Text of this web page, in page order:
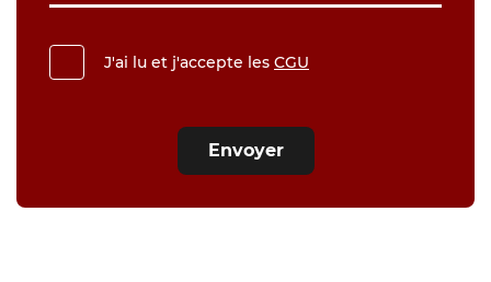
J'ai lu et j'accepte les CGU
Envoyer